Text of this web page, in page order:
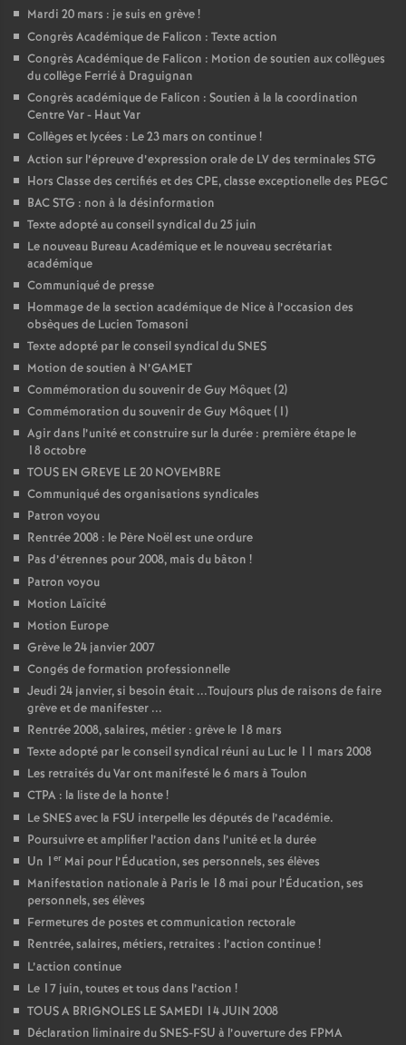
Mardi 20 mars : je suis en grève!
Congrès Académique de Falicon : Texte action
Congrès Académique de Falicon : Motion de soutien aux collègues
du collège Ferrié à Draguignan
Congrès académique de Falicon : Soutien à la la coordination
Centre Var - Haut Var
Collèges et lycées : Le 23 mars on continue!
Action sur l’épreuve d’expression orale de LV des terminales STG
Hors Classe des certifiés et des CPE, classe exceptionelle des PEGC
BAC STG : non à la désinformation
Texte adopté au conseil syndical du 25 juin
Le nouveau Bureau Académique et le nouveau secrétariat
académique
Communiqué de presse
Hommage de la section académique de Nice à l’occasion des
obsèques de Lucien Tomasoni
Texte adopté par le conseil syndical du SNES
Motion de soutien à N’GAMET
Commémoration du souvenir de Guy Môquet (2)
Commémoration du souvenir de Guy Môquet (1)
Agir dans l’unité et construire sur la durée : première étape le
18 octobre
TOUS EN GREVE LE 20 NOVEMBRE
Communiqué des organisations syndicales
Patron voyou
Rentrée 2008 : le Père Noël est une ordure
Pas d’étrennes pour 2008, mais du bâton !
Patron voyou
Motion Laïcité
Motion Europe
Grève le 24 janvier 2007
Congés de formation professionnelle
Jeudi 24 janvier, si besoin était ...Toujours plus de raisons de faire
grève et de manifester ...
Rentrée 2008, salaires, métier : grève le 18 mars
Texte adopté par le conseil syndical réuni au Luc le 11 mars 2008
Les retraités du Var ont manifesté le 6 mars à Toulon
CTPA : la liste de la honte!
Le SNES avec la FSU interpelle les députés de l’académie.
Poursuivre et amplifier l’action dans l’unité et la durée
Un 1 er Mai pour l’Éducation, ses personnels, ses élèves
Manifestation nationale à Paris le 18 mai pour l’Éducation, ses
personnels, ses élèves
Fermetures de postes et communication rectorale
Rentrée, salaires, métiers, retraites : l’action continue!
L’action continue
Le 17 juin, toutes et tous dans l’action !
TOUS A BRIGNOLES LE SAMEDI 14 JUIN 2008
Déclaration liminaire du SNES-FSU à l’ouverture des FPMA